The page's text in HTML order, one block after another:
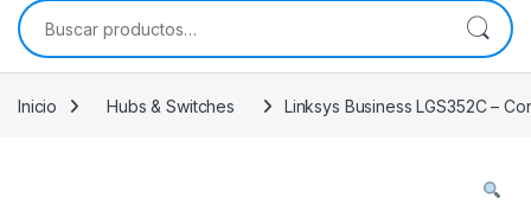
Buscar por:
Inicio Hubs & Switches Linksys Business LGS352C –